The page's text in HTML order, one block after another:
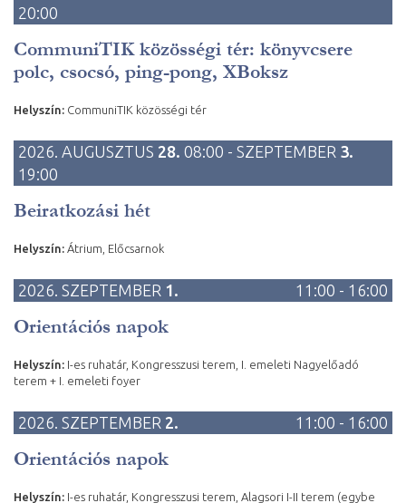
20:00
CommuniTIK közösségi tér: könyvcsere
polc, csocsó, ping-pong, XBoksz
Helyszín: CommuniTIK közösségi tér
2026. AUGUSZTUS 28. 08:00 - SZEPTEMBER 3.
19:00
Beiratkozási hét
Helyszín: Átrium, Előcsarnok
2026. SZEPTEMBER 1. 11:00 - 16:00
Orientációs napok
Helyszín: I-es ruhatár, Kongresszusi terem, I. emeleti Nagyelőadó
terem + I. emeleti foyer
2026. SZEPTEMBER 2. 11:00 - 16:00
Orientációs napok
Helyszín: I-es ruhatár, Kongresszusi terem, Alagsori I-II terem (egybe